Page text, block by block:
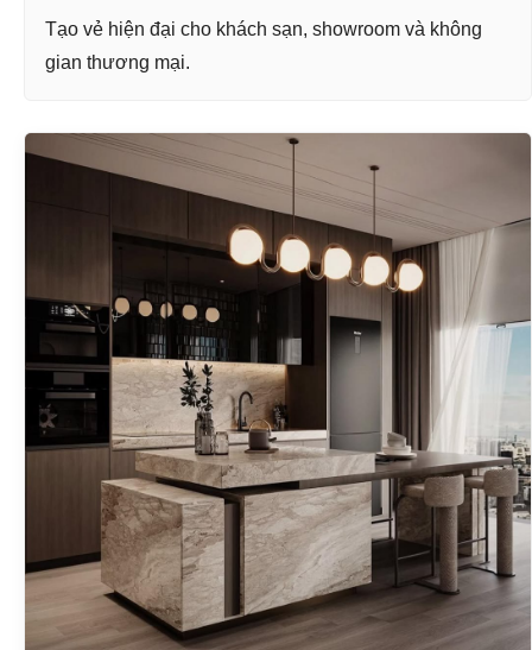
Tạo vẻ hiện đại cho khách sạn, showroom và không
gian thương mại.